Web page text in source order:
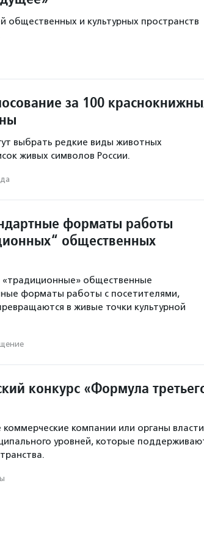
общественных и культурных пространств
за 100
выбрать редкие виды животных
живых символов России.
форматы работы
общественных
«традиционные» общественные
форматы работы с посетителями,
в живые точки культурной
конкурс «Формула
коммерческие компании или органы власти
уровней, которые